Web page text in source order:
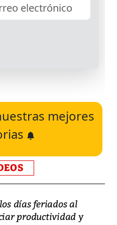
mejores
días feriados al
productividad y